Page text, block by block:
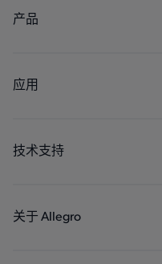
产品
调节
应用
工业
技术支持
封装
关于 Allegro